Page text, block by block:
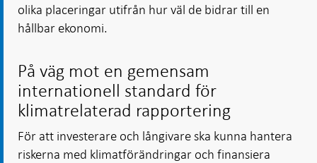
olika placeringar utifrån hur väl de bidrar till en
hållbar ekonomi.
På väg mot en gemensam
internationell standard för
klimatrelaterad rapportering
För att investerare och långivare ska kunna hantera
riskerna med klimatförändringar och finansiera